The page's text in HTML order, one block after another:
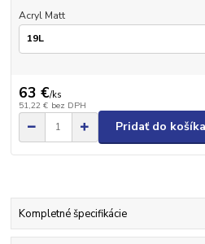
Acryl Matt
63 €/ks
51,22 € bez DPH
Pridať do košíka
Kompletné špecifikácie